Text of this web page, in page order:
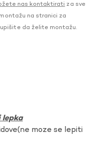
nas kontaktirati za sve
na stranici za
da želite montažu.
moze se lepiti